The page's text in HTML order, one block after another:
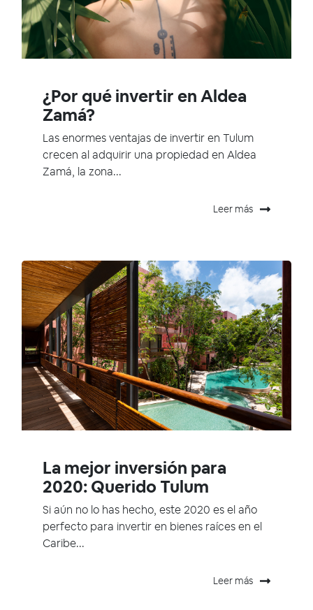
¿Por qué invertir en Aldea
Zamá?
Las enormes ventajas de invertir en Tulum
crecen al adquirir una propiedad en Aldea
Zamá, la zona...
Leer más
La mejor inversión para
2020: Querido Tulum
Si aún no lo has hecho, este 2020 es el año
perfecto para invertir en bienes raíces en el
Caribe...
Leer más